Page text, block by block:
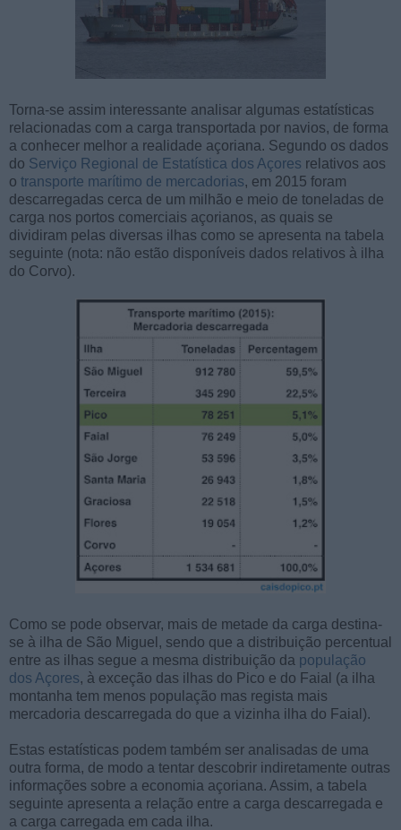
Torna-se assim interessante analisar algumas estatísticas
relacionadas com a carga transportada por navios, de forma
a conhecer melhor a realidade açoriana. Segundo os dados
do Serviço Regional de Estatística dos Açores relativos aos
o transporte marítimo de mercadorias, em 2015 foram
descarregadas cerca de um milhão e meio de toneladas de
carga nos portos comerciais açorianos, as quais se
dividiram pelas diversas ilhas como se apresenta na tabela
seguinte (nota: não estão disponíveis dados relativos à ilha
do Corvo).
Como se pode observar, mais de metade da carga destina-
se à ilha de São Miguel, sendo que a distribuição percentual
entre as ilhas segue a mesma distribuição da população
dos Açores, à exceção das ilhas do Pico e do Faial (a ilha
montanha tem menos população mas regista mais
mercadoria descarregada do que a vizinha ilha do Faial).
Estas estatísticas podem também ser analisadas de uma
outra forma, de modo a tentar descobrir indiretamente outras
informações sobre a economia açoriana. Assim, a tabela
seguinte apresenta a relação entre a carga descarregada e
a carga carregada em cada ilha.